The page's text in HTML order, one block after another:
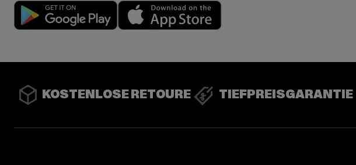
Play market
KOSTENLOSE RETOURE TIEFPREISGARANTIE